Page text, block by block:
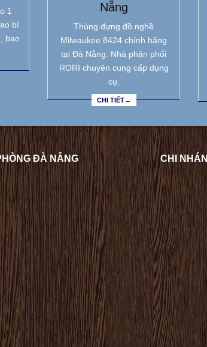
1
bì
bao
Nẵng
Thùng đựng đồ nghề
Milwaukee 8424 chính hãng
tại Đà Nẵng. Nhà phân phối
RORI chuyên cung cấp dụng
cụ,
CHI TIẾT→
ĐÀ NẴNG CHI